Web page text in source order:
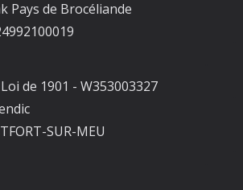
Pays de Brocéliande
de 1901 - W353003327
SUR-MEU